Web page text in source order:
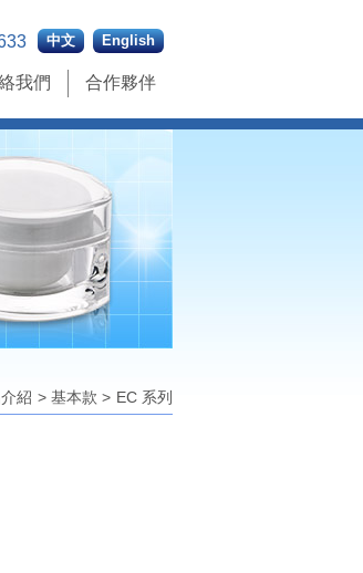
English
中文
我們 合作夥伴
紹 >基本款 > EC 系列